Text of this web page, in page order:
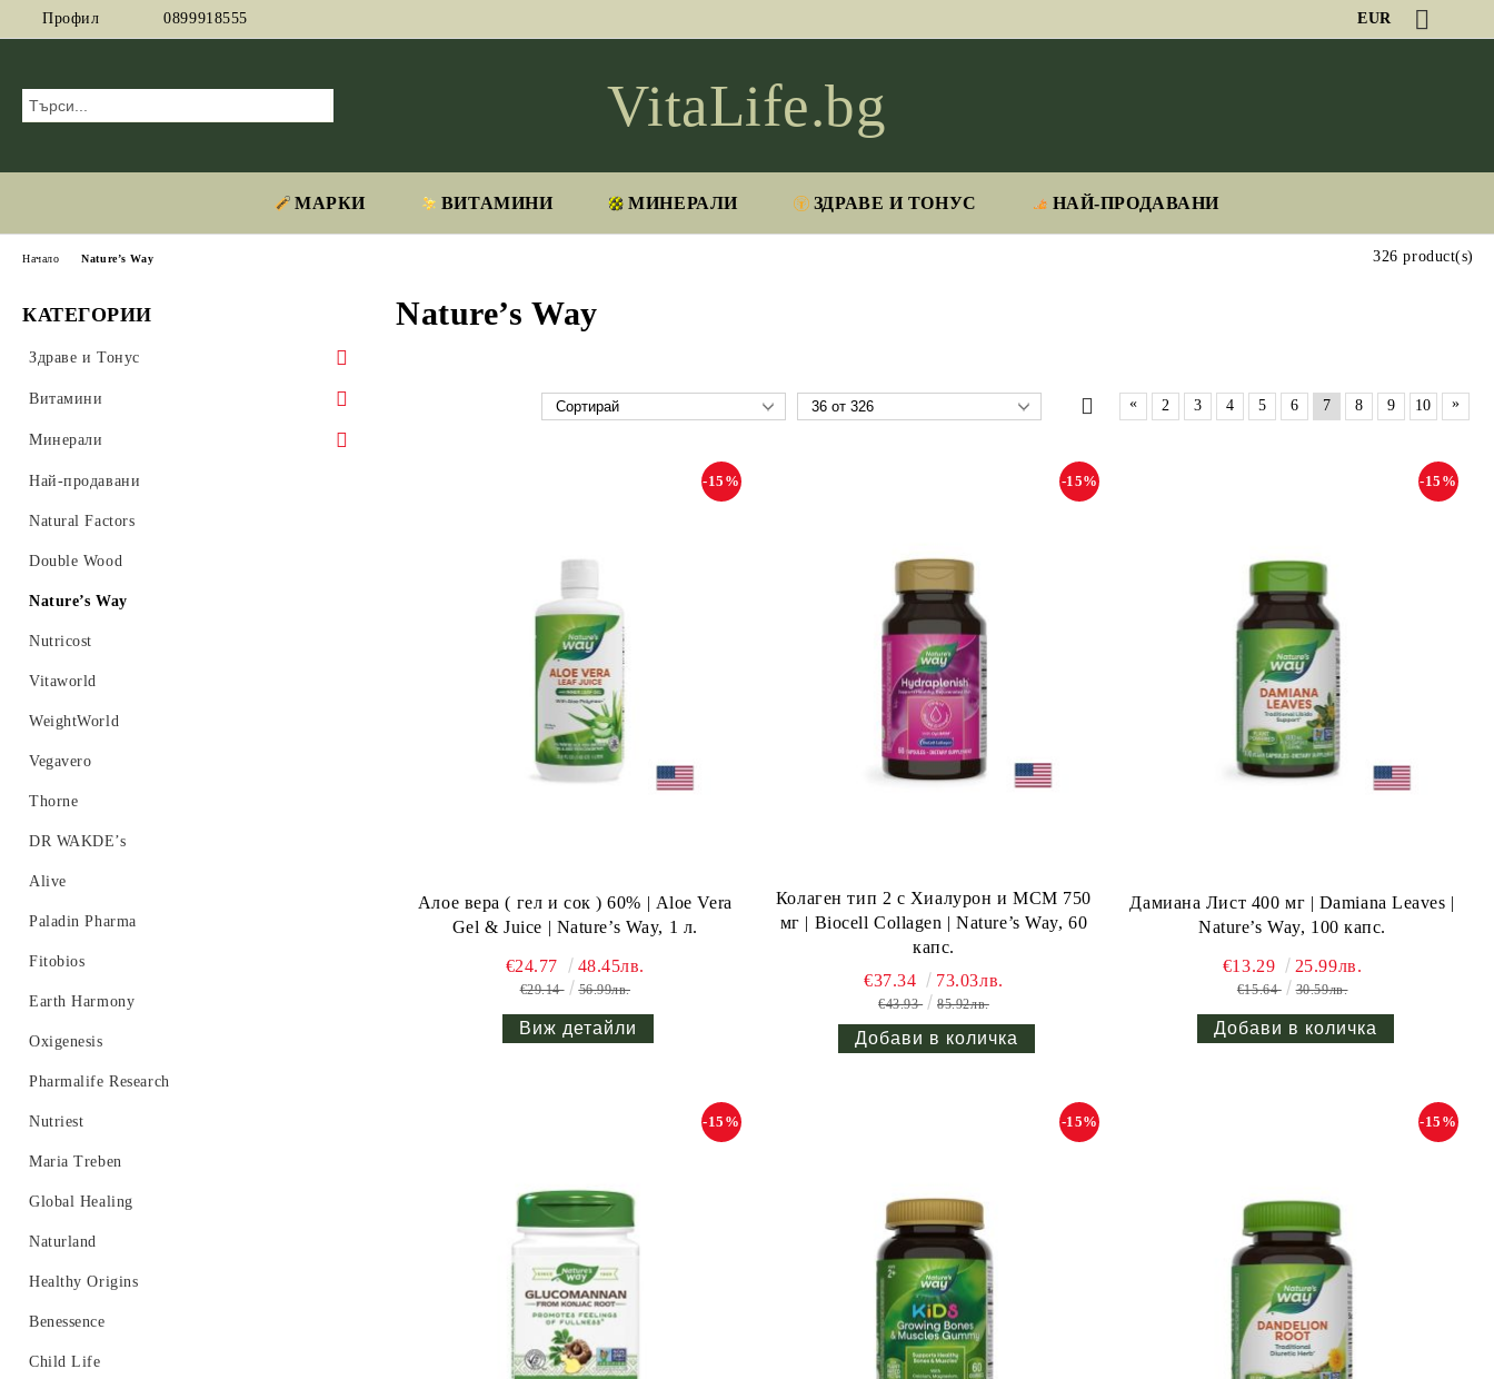
Профил 0899918555 EUR
VitaLife.bg
МАРКИ ВИТАМИНИ МИНЕРАЛИ ЗДРАВЕ И ТОНУС НАЙ-ПРОДАВАНИ
КАТЕГОРИИ
Здраве и Тонус
Адаптогени
Аминокиселини
Антиоксиданти
Ензими
Женско здраве
Имуностимулатори
Мъжко здраве
Омега 3 6 9
Метаболизъм, Отслабване, Детокс
Пробиотици
Стави, Хрущяли, Колаген
Сън, Настроение, Памет
Други
Протеини
Пикочо-полова система
Хормонален баланс
Витамини
Витамин А
Витамин B
Витамин C
Витамин D
Витамин E
Витамин K
Мултивитамини
Минерали
Магнезий
Калий, Калций, Йод
Селен
Хром
Цинк
Желязо
Мед
Най-продавани
Natural Factors
Double Wood
Nature’s Way
Nutricost
Vitaworld
WeightWorld
Vegavero
Thorne
DR WAKDE’s
Alive
Paladin Pharma
Fitobios
Earth Harmony
Oxigenesis
Pharmalife Research
Nutriest
Maria Treben
Global Healing
Naturland
Healthy Origins
Benessence
Child Life
Начало Nature’s Way
Nature’s Way
326 product(s)
« 2 3 4 5 6 7 8 9 10 »
Алое вера ( гел и сок ) 60% | Aloe Vera
Gel & Juice | Nature’s Way, 1 л.
-15%
€24.77 48.45лв.
€29.14 56.99лв.
Виж детайли
Колаген тип 2 с Хиалурон и МСМ 750
мг | Biocell Collagen | Nature’s Way, 60
капс.
-15%
€37.34 73.03лв.
€43.93 85.92лв.
Дамиана Лист 400 мг | Damiana Leaves |
Nature’s Way, 100 капс.
-15%
€13.29 25.99лв.
€15.64 30.59лв.
-15% -15% -15%